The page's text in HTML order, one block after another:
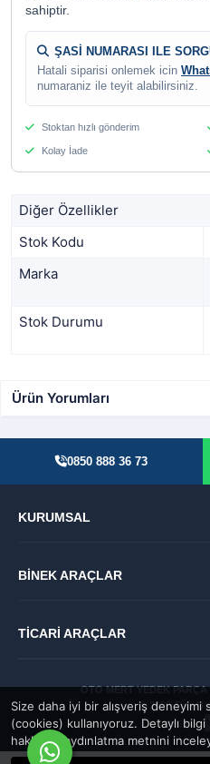
Size daha iyi bir alışveriş
(cookies) kullanıyoruz. Detaylı bilgi
hakkında aydınlatma metnini
sahiptir.
ŞASİ NUMARASI ILE
Hatali siparisi onlemek icin
numaraniz ile teyit alabilirsiniz.
Stoktan hızlı gönderim
Kolay İade
Diğer Özellikler
Stok Kodu
Marka
Stok Durumu
Ürün Yorumları
0850 888 36 73
KURUMSAL
BİNEK ARAÇLAR
TİCARİ ARAÇLAR
OTO MERT YEDEK
© 2026 Tüm
GÜVENLİ: